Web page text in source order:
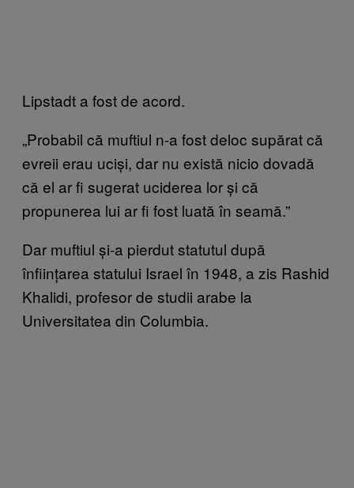
Lipstadt a fost de acord.
„Probabil că muftiul n-a fost deloc supărat că
evreii erau uciși, dar nu există nicio dovadă
că el ar fi sugerat uciderea lor și că
propunerea lui ar fi fost luată în seamă.”
Dar muftiul și-a pierdut statutul după
înființarea statului Israel în 1948, a zis Rashid
Khalidi, profesor de studii arabe la
Universitatea din Columbia.